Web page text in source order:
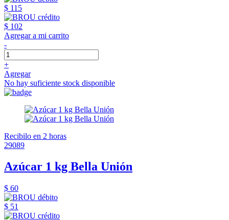
$ 115
$ 102
Agregar a mi carrito
-
+
Agregar
No hay suficiente stock disponible
Recibilo en 2 horas
29089
Azúcar 1 kg Bella Unión
$ 60
$ 51